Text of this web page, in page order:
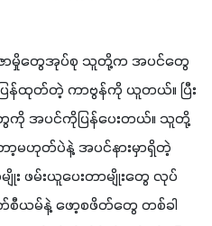
ာမှိုတွေအုပ်စု သူတို့က အပင်တွေ
ပြန်ထုတ်တဲ့ ကာဗွန်ကို ယူတယ်။ ပြီး
ကို အပင်ကိုပြန်ပေးတယ်။ သူတို့
ာ့မဟုတ်ပဲနဲ့ အပင်နားမှာရှိတဲ့
း ဖမ်းယူပေးတာမျိုးတွေ လုပ်
စီယမ်နဲ့ ဖော့စဖိတ်တွေ တစ်ခါ